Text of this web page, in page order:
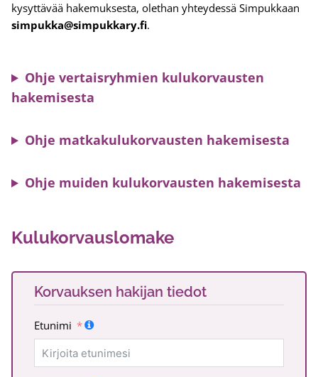
kysyttävää hakemuksesta, olethan yhteydessä Simpukkaan
simpukka@simpukkary.fi.
Ohje vertaisryhmien kulukorvausten
hakemisesta
Ohje matkakulukorvausten hakemisesta
Ohje muiden kulukorvausten hakemisesta
Kulukorvauslomake
Korvauksen hakijan tiedot
Etunimi